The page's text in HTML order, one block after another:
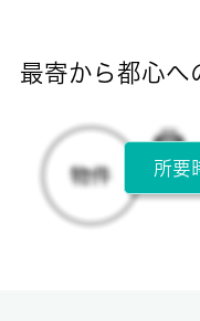
所在階
1階 / 2階建
最寄から都心へ
所要